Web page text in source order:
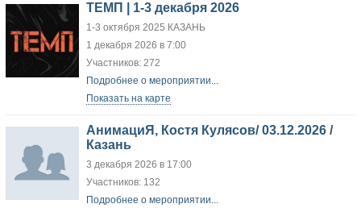
ТЕМП | 1-3 декабря 2026
1-3 октября 2025 КАЗАНЬ
1 декабря 2026 в 7:00
Участников: 272
Подробнее о мероприятии...
Показать на карте
АнимациЯ, Костя Кулясов/ 03.12.2026 /
Казань
3 декабря 2026 в 17:00
Участников: 132
Подробнее о мероприятии...